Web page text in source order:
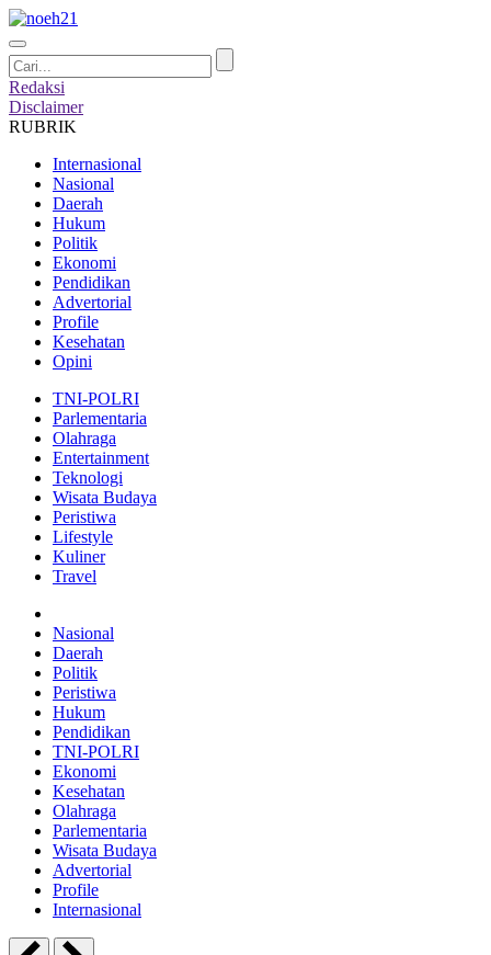
Redaksi
Disclaimer
RUBRIK
Internasional
Nasional
Daerah
Hukum
Politik
Ekonomi
Pendidikan
Advertorial
Profile
Kesehatan
Opini
TNI-POLRI
Parlementaria
Olahraga
Entertainment
Teknologi
Wisata Budaya
Peristiwa
Lifestyle
Kuliner
Travel
Nasional
Daerah
Politik
Peristiwa
Hukum
Pendidikan
TNI-POLRI
Ekonomi
Kesehatan
Olahraga
Parlementaria
Wisata Budaya
Advertorial
Profile
Internasional